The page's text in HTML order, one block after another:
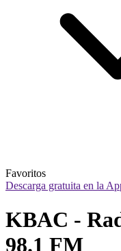
Favoritos
Descarga gratuita en la
KBAC -
98.1 FM